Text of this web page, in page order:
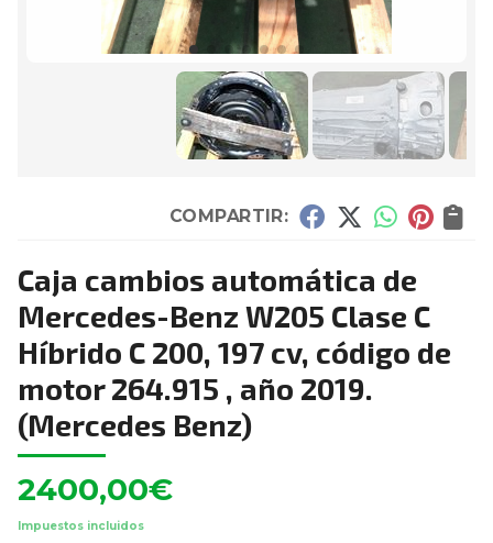
COMPARTIR:
Caja cambios automática de
Mercedes-Benz W205 Clase C
Híbrido C 200, 197 cv, código de
motor 264.915 , año 2019.
(Mercedes Benz)
2400,00€
Impuestos incluidos